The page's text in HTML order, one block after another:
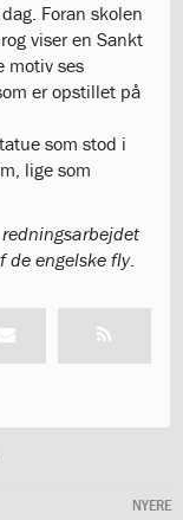
Foran skolen
viser en Sankt
motiv ses
er opstillet på
som stod i
lige som
de engelske fly.
NYERE